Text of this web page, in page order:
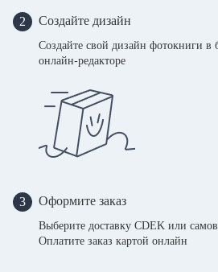
2 Создайте дизайн
Создайте свой дизайн фотокниги в
онлайн-редакторе
3 Оформите заказ
Выберите доставку CDEK или
Оплатите заказ картой онлайн